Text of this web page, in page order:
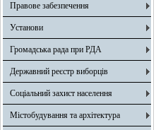
Правове забезпечення
Установи
Громадська рада при РДА
Державний реєстр виборців
Соціальний захист населення
Містобудування та архітектура